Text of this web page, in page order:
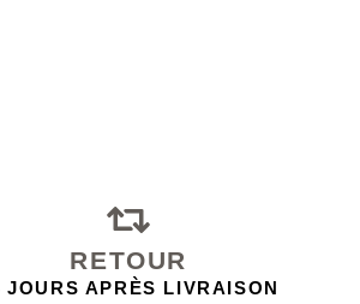
RETOUR
JOURS APRÈS LIVRAISON